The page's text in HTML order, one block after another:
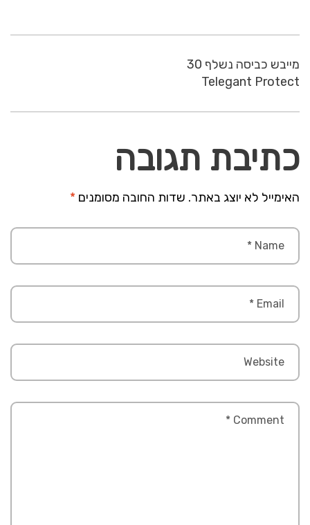
מייבש כביסה נשלף 30
Telegant Protect
כתיבת תגובה
האימייל לא יוצג באתר. שדות החובה מסומנים *